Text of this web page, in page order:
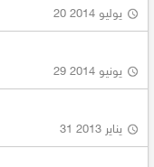
20 يوليو 2014
29 يونيو 2014
31 يناير 2013